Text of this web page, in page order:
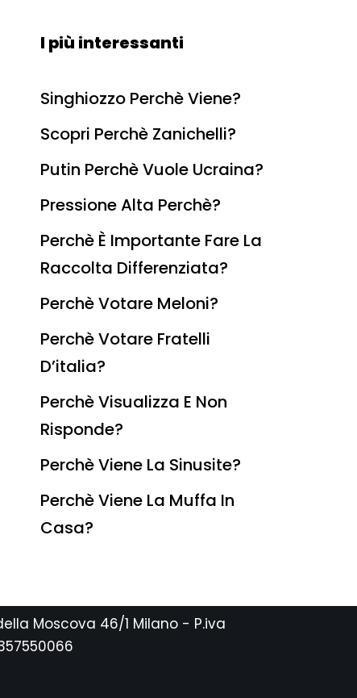
I più interessanti
Singhiozzo Perchè Viene?
Scopri Perchè Zanichelli?
Putin Perchè Vuole Ucraina?
Pressione Alta Perchè?
Perchè È Importante Fare La
Raccolta Differenziata?
Perchè Votare Meloni?
Perchè Votare Fratelli
D’italia?
Perchè Visualizza E Non
Risponde?
Perchè Viene La Sinusite?
Perchè Viene La Muffa In
Casa?
Moscova 46/1 Milano - P.iva